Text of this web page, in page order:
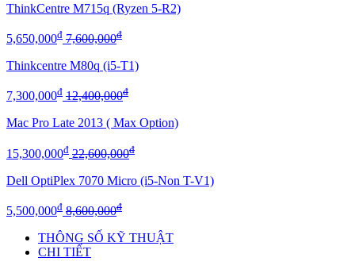
ThinkCentre M715q (Ryzen 5-R2)
5,650,000đ 7,600,000đ
Thinkcentre M80q (i5-T1)
7,300,000đ 12,400,000đ
Mac Pro Late 2013 ( Max Option)
15,300,000đ 22,600,000đ
Dell OptiPlex 7070 Micro (i5-Non T-V1)
5,500,000đ 8,600,000đ
THÔNG SỐ KỸ THUẬT
CHI TIẾT